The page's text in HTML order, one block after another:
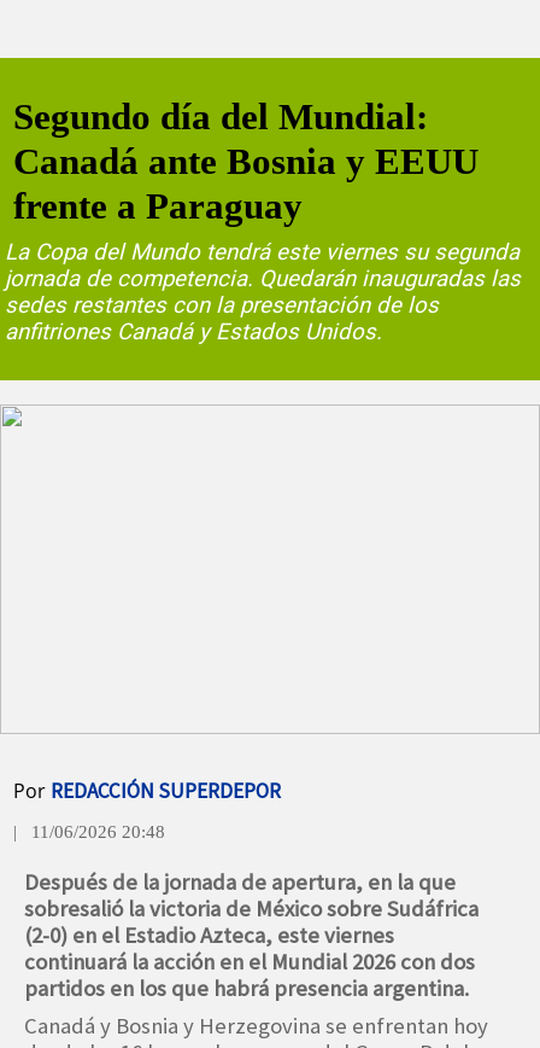
Segundo día del Mundial:
Canadá ante Bosnia y EEUU
frente a Paraguay
La Copa del Mundo tendrá este viernes su segunda
jornada de competencia. Quedarán inauguradas las
sedes restantes con la presentación de los
anfitriones Canadá y Estados Unidos.
Por REDACCIÓN SUPERDEPOR
| 11/06/2026 20:48
Después de la jornada de apertura, en la que
sobresalió la victoria de México sobre Sudáfrica
(2-0) en el Estadio Azteca, este viernes
continuará la acción en el Mundial 2026 con dos
partidos en los que habrá presencia argentina.
Canadá y Bosnia y Herzegovina se enfrentan hoy